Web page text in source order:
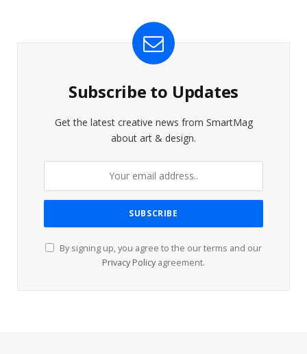
Subscribe to Updates
Get the latest creative news from SmartMag
about art & design.
By signing up, you agree to the our terms and our
Privacy Policy agreement.